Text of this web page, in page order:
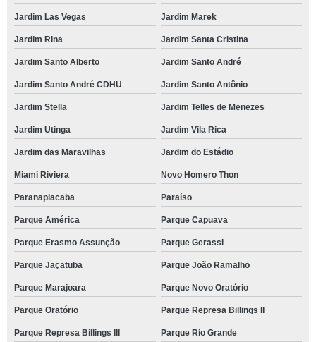
Jardim Las Vegas Jardim Marek
Jardim Rina Jardim Santa Cristina
Jardim Santo Alberto Jardim Santo André
Jardim Santo André CDHU Jardim Santo Antônio
Jardim Stella Jardim Telles de Menezes
Jardim Utinga Jardim Vila Rica
Jardim das Maravilhas Jardim do Estádio
Miami Riviera Novo Homero Thon
Paranapiacaba Paraíso
Parque América Parque Capuava
Parque Erasmo Assunção Parque Gerassi
Parque Jaçatuba Parque João Ramalho
Parque Marajoara Parque Novo Oratório
Parque Oratório Parque Represa Billings II
Parque Represa Billings III Parque Rio Grande